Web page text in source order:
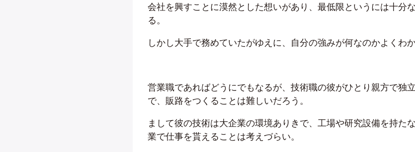
会社を興すことに漠然とした想いがあり、最低限というには十分
る。
しかし大手で務めていたがゆえに、自分の強みが何なのかよくわか
営業職であればどうにでもなるが、技術職の彼がひとり親方で独
で、販路をつくることは難しいだろう。
まして彼の技術は大企業の環境ありきで、工場や研究設備を持た
業で仕事を貰えることは考えづらい。